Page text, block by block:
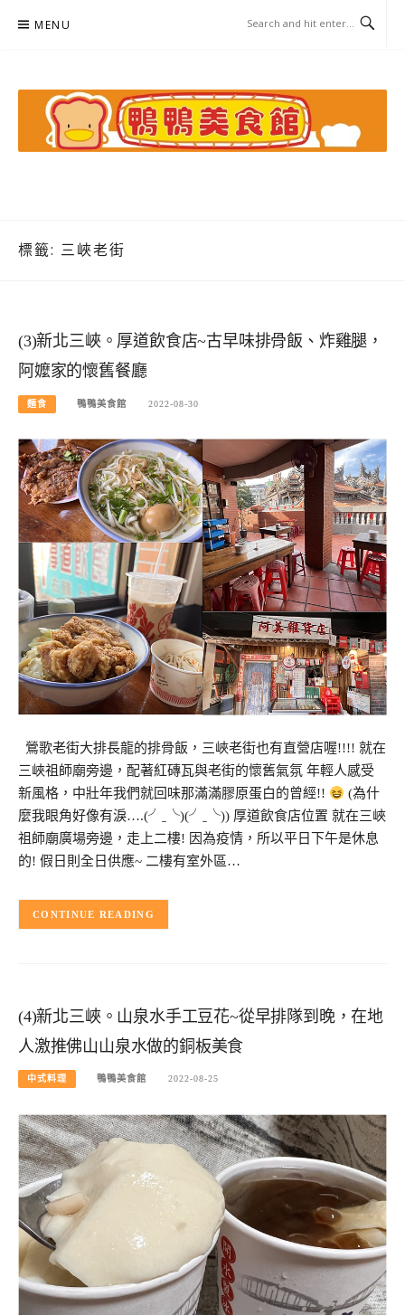
MENU
標籤: 三峽老街
(3)新北三峽。厚道飲食店~古早味排骨飯、炸雞腿，
阿嬤家的懷舊餐廳
麵食 鴨鴨美食館 2022-08-30
鶯歌老街大排長龍的排骨飯，三峽老街也有直營店喔!!!! 就在
三峽祖師廟旁邊，配著紅磚瓦與老街的懷舊氣氛 年輕人感受
新風格，中壯年我們就回味那滿滿膠原蛋白的曾經!!
(為什
麼我眼角好像有淚….(╯ˍ╰)(╯ˍ╰)) 厚道飲食店位置 就在三峽
祖師廟廣場旁邊，走上二樓! 因為疫情，所以平日下午是休息
的! 假日則全日供應~ 二樓有室外區…
CONTINUE READING
(4)新北三峽。山泉水手工豆花~從早排隊到晚，在地
人激推佛山山泉水做的銅板美食
中式料理 鴨鴨美食館 2022-08-25